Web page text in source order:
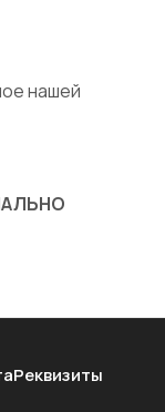
нашей
Реквизиты